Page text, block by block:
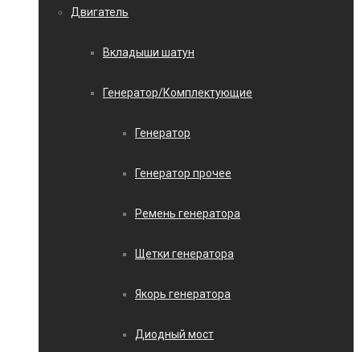
Двигатель
Вкладыши шатун
Генератор/Комплектующие
Генератор
Генератор прочее
Ремень генератора
Щетки генератора
Якорь генератора
Диодный мост